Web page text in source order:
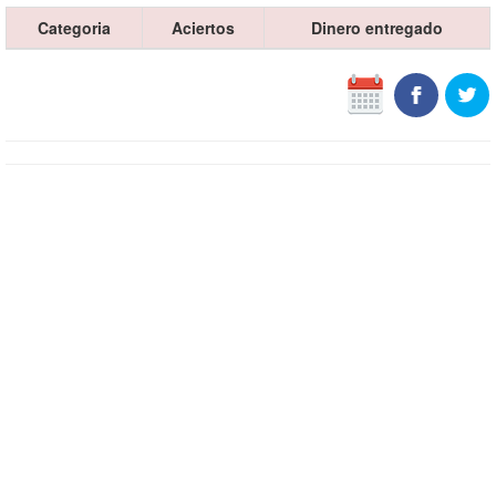
Categoria Aciertos Dinero entregado